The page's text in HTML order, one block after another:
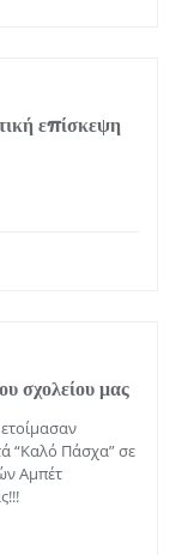
επίσκεψη
σχολείου μας
“Καλό Πάσχα” σε
Αμπέτ